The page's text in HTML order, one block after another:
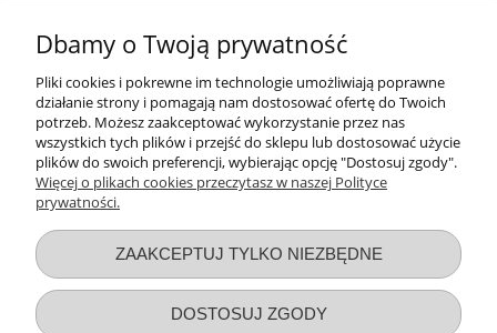
dzięki którym łatwiej przejdziesz ten etap, a także szereg
Laktatory, funkcjonalne chusty, a nawet witaminy – nie zapominaj
o sobie! Pamiętaj, by po ciężkim dniu zapewnić sobie nieco relaksu
– np. za sprawą bezpiecznych kosmetyków z naszej oferty.
Zapraszamy na zakupy!
Dbamy o Twoją prywatność
Pliki cookies i pokrewne im technologie umożliwiają poprawne
działanie strony i pomagają nam dostosować ofertę do Twoich
potrzeb. Możesz zaakceptować wykorzystanie przez nas
wszystkich tych plików i przejść do sklepu lub dostosować użycie
plików do swoich preferencji, wybierając opcję "Dostosuj zgody".
Więcej o plikach cookies przeczytasz w naszej Polityce
prywatności.
ZAAKCEPTUJ TYLKO NIEZBĘDNE
DOSTOSUJ ZGODY